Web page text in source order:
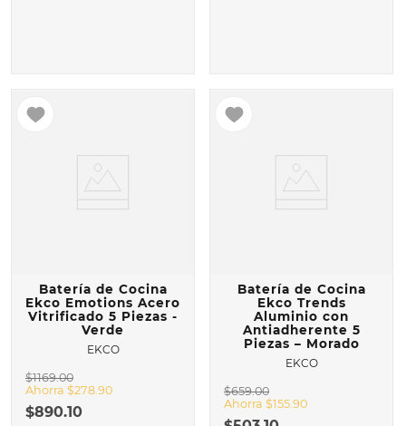
Batería de Cocina
Ekco Emotions Acero
Vitrificado 5 Piezas -
Verde
EKCO
$1169.00
Ahorra $278.90
$890.10
Batería de Cocina
Ekco Trends
Aluminio con
Antiadherente 5
Piezas – Morado
EKCO
$659.00
Ahorra $155.90